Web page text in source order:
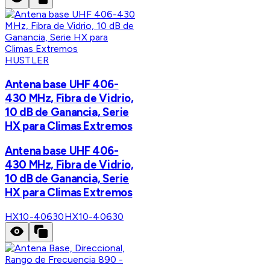
HUSTLER
Antena base UHF 406-
430 MHz, Fibra de Vidrio,
10 dB de Ganancia, Serie
HX para Climas Extremos
Antena base UHF 406-
430 MHz, Fibra de Vidrio,
10 dB de Ganancia, Serie
HX para Climas Extremos
HX10-40630HX10-40630